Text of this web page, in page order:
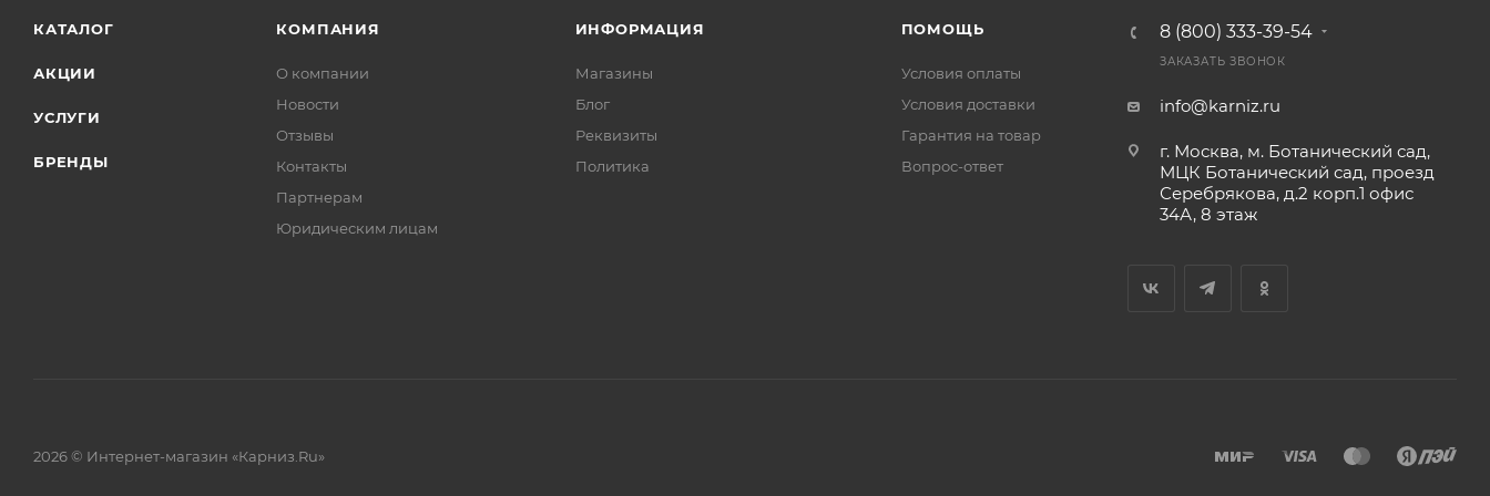
КАТАЛОГ
АКЦИИ
УСЛУГИ
БРЕНДЫ
КОМПАНИЯ
О компании
Новости
Отзывы
Контакты
Партнерам
Юридическим лицам
ИНФОРМАЦИЯ
Магазины
Блог
Реквизиты
Политика
ПОМОЩЬ
Условия оплаты
Условия доставки
Гарантия на товар
Вопрос-ответ
8 (800) 333-39-54
ЗАКАЗАТЬ ЗВОНОК
info@karniz.ru
г. Москва, м. Ботанический сад,
МЦК Ботанический сад, проезд
Серебрякова, д.2 корп.1 офис
34А, 8 этаж
2026 © Интернет-магазин «Карниз.Ru»